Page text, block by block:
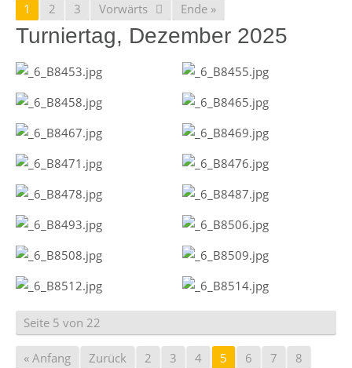
1 2 3 Vorwärts Ende »
Turniertag, Dezember 2025
Seite 5 von 22
« Anfang Zurück 2 3 4 5 6 7
8